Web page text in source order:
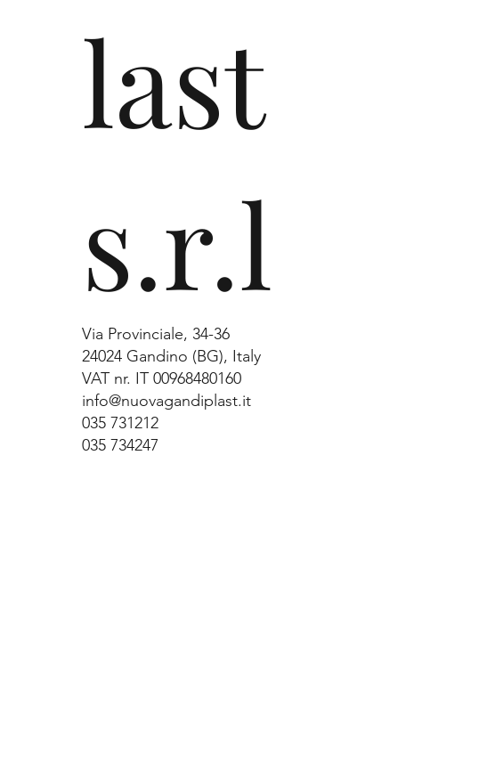
last
s.r.l
Via Provinciale, 34-36
24024 Gandino (BG), Italy
VAT nr. IT 00968480160
info@nuovagandiplast.it
035 731212
035 734247